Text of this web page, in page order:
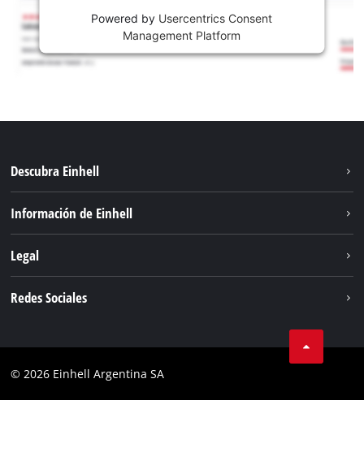
Powered by Usercentrics Consent
Management Platform
Descubra Einhell
Servicio
Información de Einhell
Einhell global
Legal
Cumplimiento
Redes Sociales
Instagram
© 2026 Einhell Argentina SA